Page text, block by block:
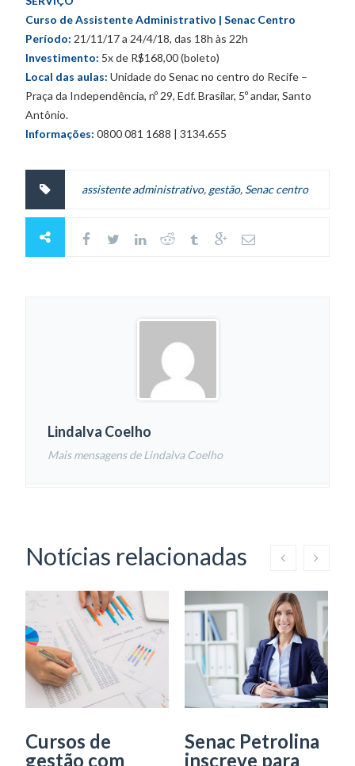
Curso de Assistente Administrativo | Senac Centro
Período: 21/11/17 a 24/4/18, das 18h às 22h
Investimento: 5x de R$168,00 (boleto)
Local das aulas: Unidade do Senac no centro do Recife –
Praça da Independência, nº 29, Edf. Brasilar, 5º andar, Santo
Antônio.
Informações: 0800 081 1688 | 3134.655
assistente administrativo,gestão, Senac centro
Lindalva Coelho
Mais mensagens de Lindalva Coelho
Notícias relacionadas
Cursos de
gestão com
Senac Petrolina
inscreve para